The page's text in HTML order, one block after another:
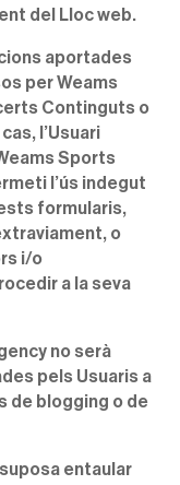
del Lloc web.
aportades
per Weams
Continguts o
l’Usuari
Sports
l’ús indegut
formularis,
o
i/o
a la seva
no serà
pels Usuaris a
de blogging o de
entaular